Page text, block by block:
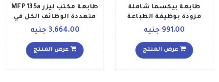
طابعة بيكسما شاملة
مزودة بوظيفة الطباعة
النسخ المسح الضوئي طراز
991.00 جنيه
عرض المنتج
طابعة مكتب ليزر MFP 135a
متعددة الوظائف الكل في
واحد بخصائص الطباعة
أبيض
3,664.00 جنيه
عرض المنتج